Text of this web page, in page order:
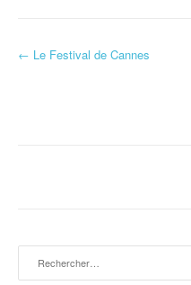
Navigation d'article
← Le Festival de Cannes